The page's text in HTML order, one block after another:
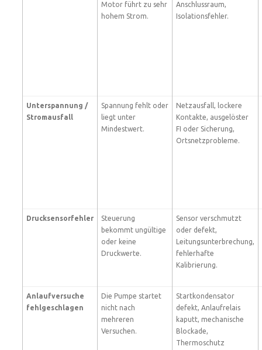
Motor führt zu sehr
hohem Strom.
Anschlussraum,
Isolationsfehler.
Unterspannung /
Stromausfall
Spannung fehlt oder
liegt unter
Mindestwert.
Netzausfall, lockere
Kontakte, ausgelöster
FI oder Sicherung,
Ortsnetzprobleme.
Drucksensorfehler
Steuerung
bekommt ungültige
oder keine
Druckwerte.
Sensor verschmutzt
oder defekt,
Leitungsunterbrechung,
fehlerhafte
Kalibrierung.
Anlaufversuche
fehlgeschlagen
Die Pumpe startet
nicht nach
mehreren
Versuchen.
Startkondensator
defekt, Anlaufrelais
kaputt, mechanische
Blockade,
Thermoschutz